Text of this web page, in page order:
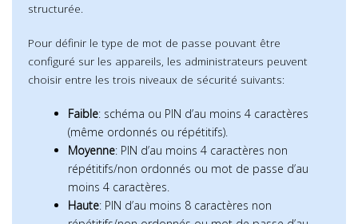
structurée.
Pour définir le type de mot de passe pouvant être
configuré sur les appareils, les administrateurs peuvent
choisir entre les trois niveaux de sécurité suivants:
Faible: schéma ou PIN d’au moins 4 caractères
(même ordonnés ou répétitifs).
Moyenne: PIN d’au moins 4 caractères non
répétitifs/non ordonnés ou mot de passe d’au
moins 4 caractères.
Haute: PIN d’au moins 8 caractères non